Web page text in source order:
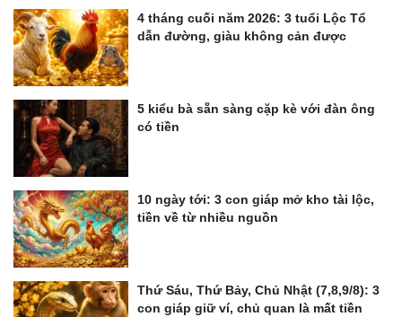
4 tháng cuối năm 2026: 3 tuổi Lộc Tổ
dẫn đường, giàu không cản được
5 kiểu bà sẵn sàng cặp kè với đàn ông
có tiền
10 ngày tới: 3 con giáp mở kho tài lộc,
tiền về từ nhiều nguồn
Thứ Sáu, Thứ Bảy, Chủ Nhật (7,8,9/8): 3
con giáp giữ ví, chủ quan là mất tiền